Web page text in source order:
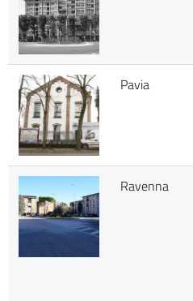
Pavia
Ravenna